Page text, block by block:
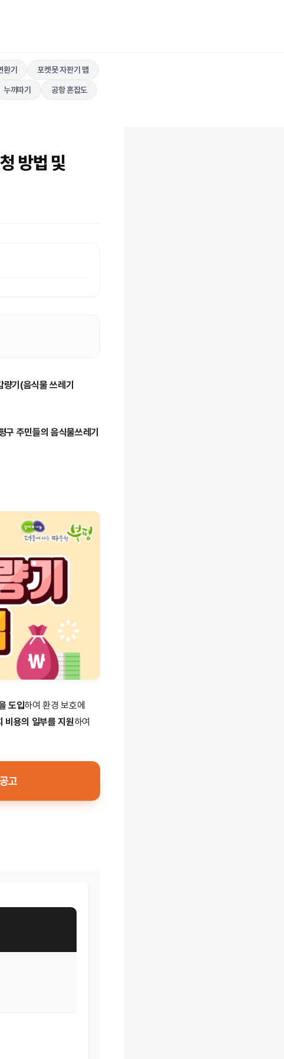
환기 포켓못 자판기 맵
누끼따기 공항 혼잡도
방법 및
기(음식물 쓰레기
주민들의 음식물쓰레기
도입하여 환경 보호에
비용의 일부를 지원하여
고